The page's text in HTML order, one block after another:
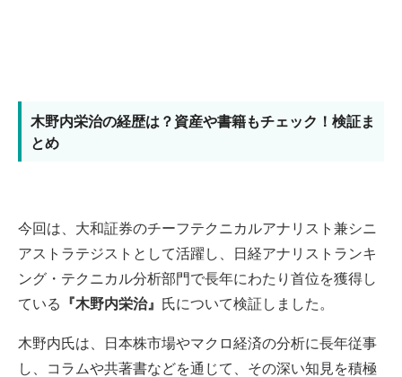
木野内栄治の経歴は？資産や書籍もチェック！検証ま
とめ
今回は、大和証券のチーフテクニカルアナリスト兼シニ
アストラテジストとして活躍し、日経アナリストランキ
ング・テクニカル分析部門で長年にわたり首位を獲得し
ている
『木野内栄治』 氏について検証しました。
木野内氏は、日本株市場やマクロ経済の分析に長年従事
し、コラムや共著書などを通じて、その深い知見を積極